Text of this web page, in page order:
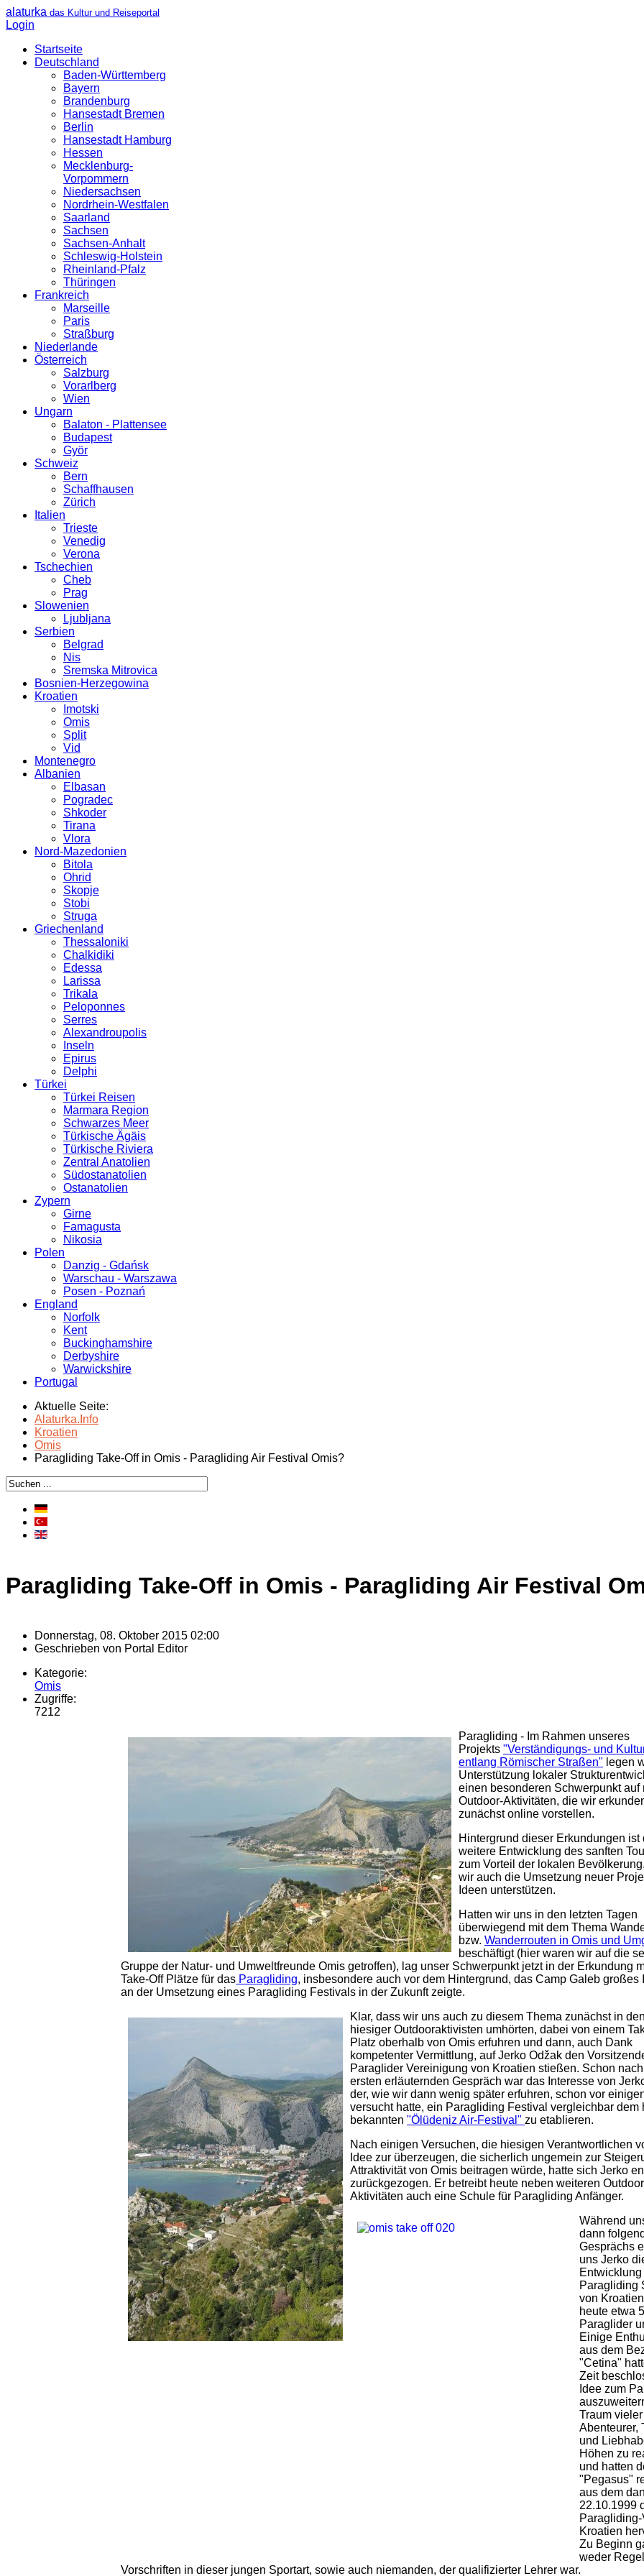
alaturka das Kultur und Reiseportal
Login
Startseite
Deutschland
Baden-Württemberg
Bayern
Brandenburg
Hansestadt Bremen
Berlin
Hansestadt Hamburg
Hessen
Mecklenburg-
Vorpommern
Niedersachsen
Nordrhein-Westfalen
Saarland
Sachsen
Sachsen-Anhalt
Schleswig-Holstein
Rheinland-Pfalz
Thüringen
Frankreich
Marseille
Paris
Straßburg
Niederlande
Österreich
Salzburg
Vorarlberg
Wien
Ungarn
Balaton - Plattensee
Budapest
Györ
Schweiz
Bern
Schaffhausen
Zürich
Italien
Trieste
Venedig
Verona
Tschechien
Cheb
Prag
Slowenien
Ljubljana
Serbien
Belgrad
Nis
Sremska Mitrovica
Bosnien-Herzegowina
Kroatien
Imotski
Omis
Split
Vid
Montenegro
Albanien
Elbasan
Pogradec
Shkoder
Tirana
Vlora
Nord-Mazedonien
Bitola
Ohrid
Skopje
Stobi
Struga
Griechenland
Thessaloniki
Chalkidiki
Edessa
Larissa
Trikala
Peloponnes
Serres
Alexandroupolis
Inseln
Epirus
Delphi
Türkei
Türkei Reisen
Marmara Region
Schwarzes Meer
Türkische Ägäis
Türkische Riviera
Zentral Anatolien
Südostanatolien
Ostanatolien
Zypern
Girne
Famagusta
Nikosia
Polen
Danzig - Gdańsk
Warschau - Warszawa
Posen - Poznań
England
Norfolk
Kent
Buckinghamshire
Derbyshire
Warwickshire
Portugal
Aktuelle Seite:
Alaturka.Info
Kroatien
Omis
Paragliding Take-Off in Omis - Paragliding Air Festival Omis?
Paragliding Take-Off in Omis - Paragliding Air Festival
Donnerstag, 08. Oktober 2015 02:00
Geschrieben von Portal Editor
Kategorie:
Omis
Zugriffe:
7212
Paragliding - Im Rahmen unseres
Projekts "Verständigungs- und
entlang Römischer Straßen" legen
Unterstützung lokaler
einen besonderen Schwerpunkt auf
Outdoor-Aktivitäten, die wir
zunächst online vorstellen.
Hintergrund dieser Erkundungen ist
weitere Entwicklung des sanften
zum Vorteil der lokalen
wir auch die Umsetzung neuer
Ideen unterstützen.
Hatten wir uns in den letzten Tagen
überwiegend mit dem Thema
bzw. Wanderrouten in Omis und
beschäftigt (hier waren wir auf die
Gruppe der Natur- und Umweltfreunde Omis getroffen), lag unser Schwerpunkt jetzt in der Erkundung
Take-Off Plätze für das Paragliding, insbesondere auch vor dem Hintergrund, das Camp Galeb großes
an der Umsetzung eines Paragliding Festivals in der Zukunft zeigte.
Klar, dass wir uns auch zu diesem Thema zunächst in
hiesiger Outdooraktivisten umhörten, dabei von einem
Platz oberhalb von Omis erfuhren und dann, auch Dank
kompetenter Vermittlung, auf Jerko Odžak den
Paraglider Vereinigung von Kroatien stießen. Schon
ersten erläuternden Gespräch war das Interesse von
der, wie wir dann wenig später erfuhren, schon vor
versucht hatte, ein Paragliding Festival vergleichbar dem
bekannten "Ölüdeniz Air-Festival" zu etablieren.
Nach einigen Versuchen, die hiesigen Verantwortlichen
Idee zur überzeugen, die sicherlich ungemein zur
Attraktivität von Omis beitragen würde, hatte sich Jerko
zurückgezogen. Er betreibt heute neben weiteren
Aktivitäten auch eine Schule für Paragliding Anfänger.
Während
dann
Gesprächs
uns Jerko
Entwicklung
Paragliding
von
heute etwa
Paraglider
Einige
aus dem
"Cetina"
Zeit
Idee zum
Traum vieler
Abenteurer,
und
Höhen zu
und hatten
"Pegasus"
aus dem
22.10.1999
Kroatien
Zu Beginn
weder
Vorschriften in dieser jungen Sportart, sowie auch niemanden, der qualifizierter Lehrer war.